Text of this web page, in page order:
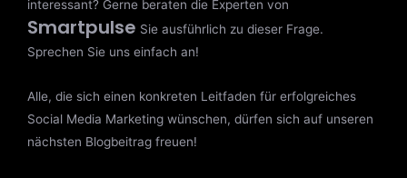
interessant? Gerne beraten die Experten von
Smartpulse Sie ausführlich zu dieser Frage.
Sprechen Sie uns einfach an!
Alle, die sich einen konkreten Leitfaden für erfolgreiches
Social Media Marketing wünschen, dürfen sich auf unseren
nächsten Blogbeitrag freuen!